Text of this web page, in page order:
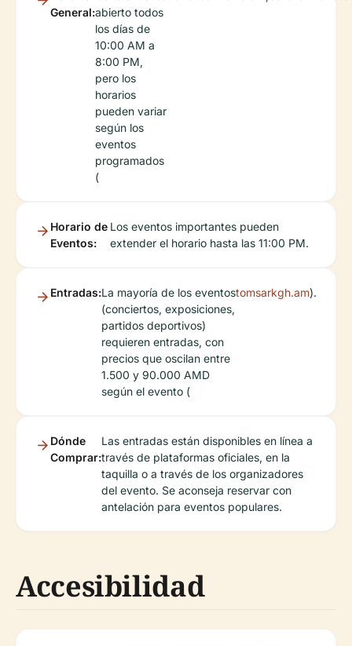
General:abierto todos
los días de
10:00 AM a
8:00 PM,
pero los
horarios
pueden variar
según los
eventos
programados
(
Horario de
Eventos:
Los eventos importantes pueden
extender el horario hasta las 11:00 PM.
Entradas:La mayoría de los eventos
(conciertos, exposiciones,
partidos deportivos)
requieren entradas, con
precios que oscilan entre
1.500 y 90.000 AMD
según el evento (
tomsarkgh.am).
Dónde
Comprar:
Las entradas están disponibles en línea a
través de plataformas oficiales, en la
taquilla o a través de los organizadores
del evento. Se aconseja reservar con
antelación para eventos populares.
Accesibilidad